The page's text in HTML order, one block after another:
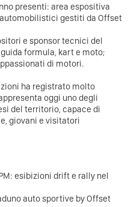
presenti: area espositiva
gestiti da Offset
e sponsor tecnici del
formula, kart e moto;
di motori.
ha registrato molto
oggi uno degli
del territorio, capace di
giovani e visitatori
esibizioni drift e rally nel
auto sportive by Offset